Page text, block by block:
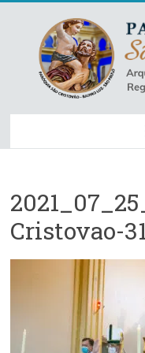
content
Paróquia
São
–
Luz
Arquidiocese
Cristovao-